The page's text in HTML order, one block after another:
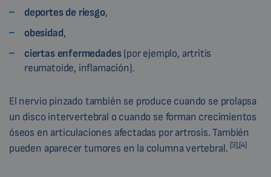
deportes de riesgo,
obesidad,
ciertas enfermedades(por ejemplo, artritis
reumatoide, inflamación).
El nervio pinzado también se produce cuando se prolapsa
un disco intervertebral o cuando se forman crecimientos
óseos en articulaciones afectadas por artrosis. También
pueden aparecer tumores en la columna vertebral. [3],[4]